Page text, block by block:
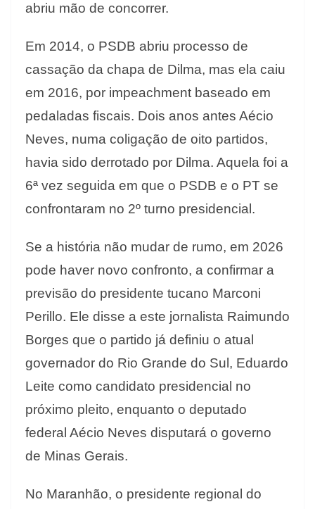
abriu mão de concorrer.
Em 2014, o PSDB abriu processo de
cassação da chapa de Dilma, mas ela caiu
em 2016, por impeachment baseado em
pedaladas fiscais. Dois anos antes Aécio
Neves, numa coligação de oito partidos,
havia sido derrotado por Dilma. Aquela foi a
6ª vez seguida em que o PSDB e o PT se
confrontaram no 2º turno presidencial.
Se a história não mudar de rumo, em 2026
pode haver novo confronto, a confirmar a
previsão do presidente tucano Marconi
Perillo. Ele disse a este jornalista Raimundo
Borges que o partido já definiu o atual
governador do Rio Grande do Sul, Eduardo
Leite como candidato presidencial no
próximo pleito, enquanto o deputado
federal Aécio Neves disputará o governo
de Minas Gerais.
No Maranhão, o presidente regional do